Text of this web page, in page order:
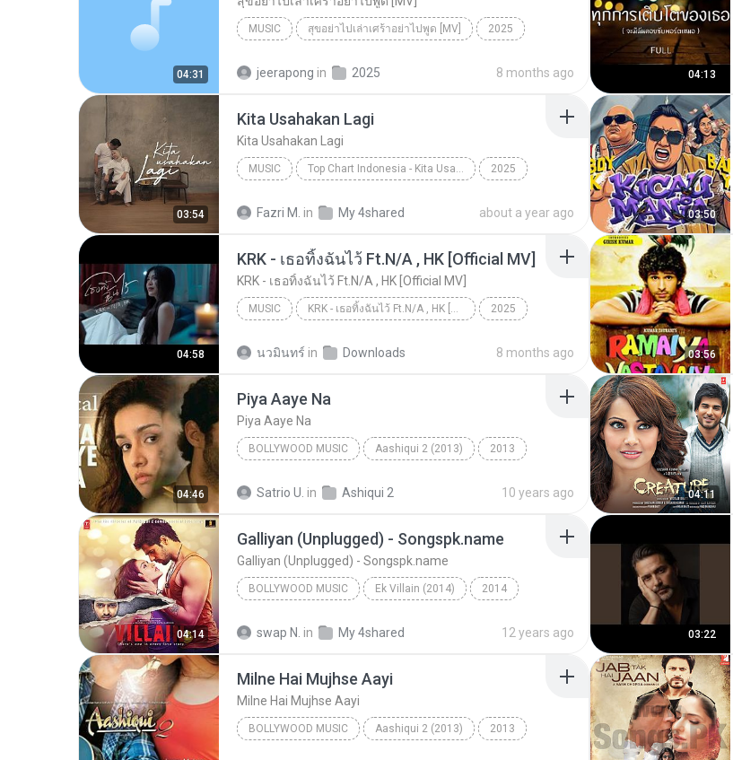
04:31
MUSIC สุขอย่าไปเล่าเศร้าอย่าไปพูด [MV] 2025
jeerapong in 2025 8 months ago 04:13
03:54
Kita Usahakan Lagi
Kita Usahakan Lagi
MUSIC Top Chart Indonesia - Kita Usahakan Lagi 2025
Fazri M. in My 4shared about a year ago 03:50
04:58
KRK - เธอทิ้งฉันไว้ Ft.N/A , HK [Official MV]
KRK - เธอทิ้งฉันไว้ Ft.N/A , HK [Official MV]
MUSIC KRK - เธอทิ้งฉันไว้ Ft.N/A , HK [Official MV] 2025
นวมินทร์ in Downloads 8 months ago 03:56
04:46
Piya Aaye Na
Piya Aaye Na
BOLLYWOOD MUSIC Aashiqui 2 (2013) 2013
Satrio U. in Ashiqui 2 10 years ago 04:11
04:14
Galliyan (Unplugged) - Songspk.name
Galliyan (Unplugged) - Songspk.name
BOLLYWOOD MUSIC Ek Villain (2014) 2014
swap N. in My 4shared 12 years ago 03:22
Milne Hai Mujhse Aayi
Milne Hai Mujhse Aayi
BOLLYWOOD MUSIC Aashiqui 2 (2013) 2013